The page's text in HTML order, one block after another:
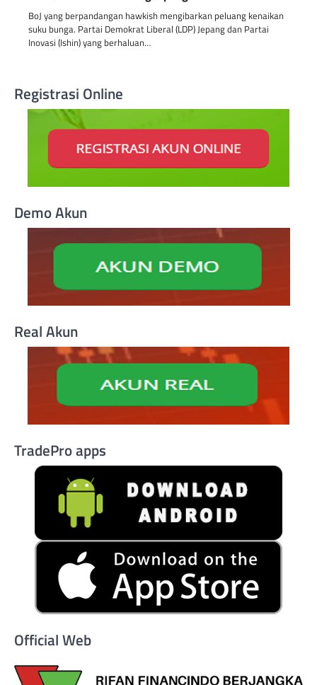
BoJ yang berpandangan hawkish mengibarkan peluang kenaikan
suku bunga. Partai Demokrat Liberal (LDP) Jepang dan Partai
Inovasi (Ishin) yang berhaluan…
Registrasi Online
Demo Akun
Real Akun
TradePro apps
Official Web